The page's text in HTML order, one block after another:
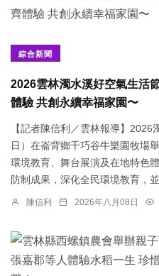
綜合新聞
2026雲林濁水溪好空氣生活
體驗 共創永續幸福家園〜
【記者陳信利／雲林報導】
日）在崙背鄉千巧谷牛樂園牧場
環境教育、舞台展演及在地特色
防制成果，深化全民環境教育，並
陳信利 2026年八月08日